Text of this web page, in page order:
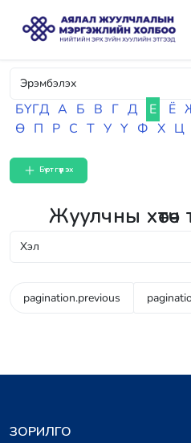
БҮГД А Б В Г Д Е Ё
Ө П Р С Т У Ү Ф Х Ц
Бүртгүүлэх
Жуулчны
pagination.previous
ЗОРИЛГО